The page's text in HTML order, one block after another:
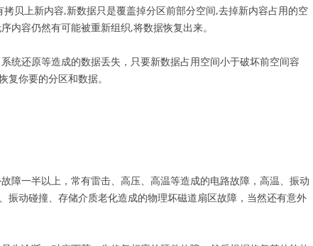
贝上新内容,新数据只是覆盖掉分区前部分空间,去掉新内容占用的空
内容仍然有可能被重新组织,将数据恢复出来。
统还原等造成的数据丢失，只要新数据占用空间小于破坏前空间容
复你要的分区和数据。
障一半以上，常有雷击、高压、高温等造成的电路故障，高温、振动
振动碰撞、存储介质老化造成的物理坏磁道扇区故障，当然还有意外